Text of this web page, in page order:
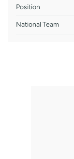
Position
National Team